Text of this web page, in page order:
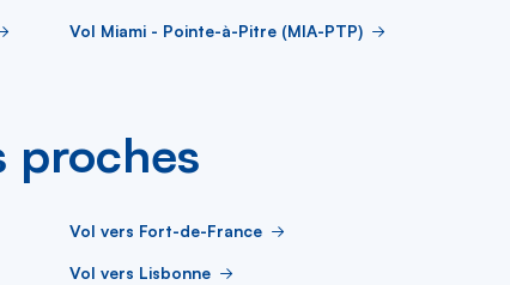
Vol Miami - Pointe-à-Pitre (MIA-PTP)
proches
Vol vers Fort-de-France
Vol vers Lisbonne